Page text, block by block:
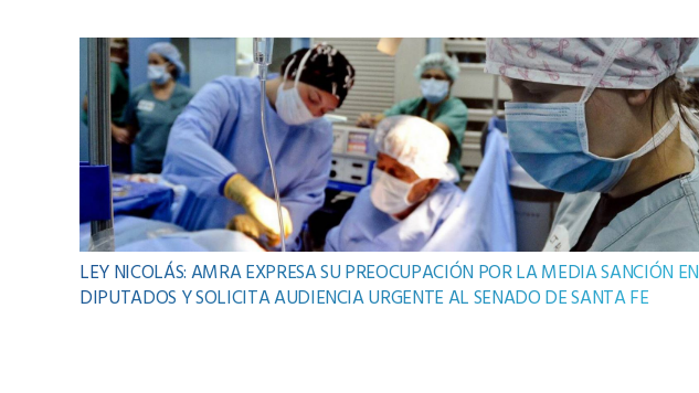
LEY NICOLÁS: AMRA EXPRESA SU PREOCUPACIÓN POR LA MEDIA SANCIÓN EN
DIPUTADOS Y SOLICITA AUDIENCIA URGENTE AL SENADO DE SANTA FE